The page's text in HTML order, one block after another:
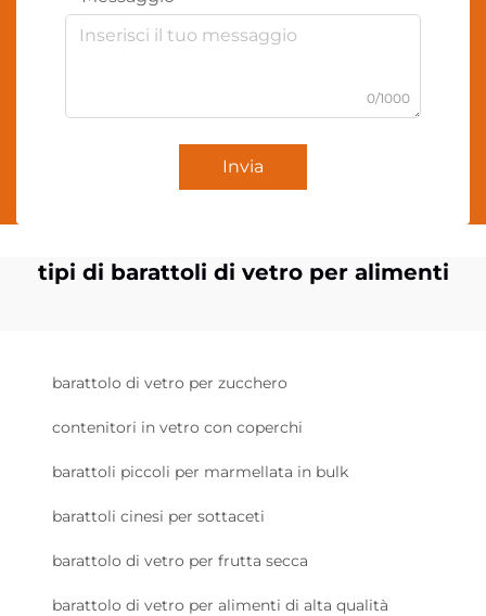
0/1000
Invia
tipi di barattoli di vetro per alimenti
barattolo di vetro per zucchero
contenitori in vetro con coperchi
barattoli piccoli per marmellata in bulk
barattoli cinesi per sottaceti
barattolo di vetro per frutta secca
barattolo di vetro per alimenti di alta qualità